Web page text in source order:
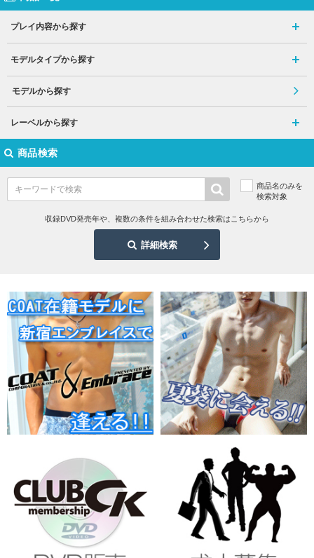
プレイ内容から探す
モデルタイプから探す
モデルから探す
レーベルから探す
商品検索
商品名のみを
検索対象
収録DVD発売年や、複数の条件を組み合わせた検索はこちらから
詳細検索